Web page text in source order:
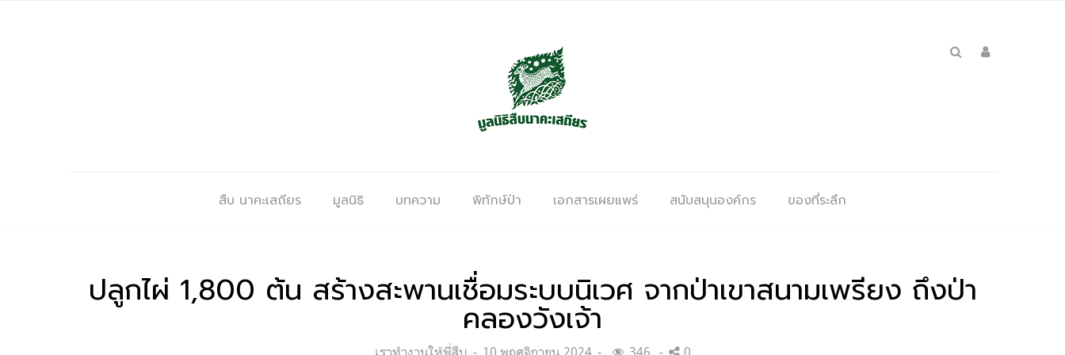
สืบ นาคะเสถียร มูลนิธิ บทความ พิทักษ์ป่า เอกสารเผยแพร่ สนับสนุนองค์กร ของที่ระลึก
ปลูกไผ่ 1,800 ต้น สร้างสะพานเชื่อมระบบนิเวศ จากป่าเขาสนามเพรียง ถึงป่า
คลองวังเจ้า
Categories:
เราทำงานให้พี่สืบ Posted
10 พฤศจิกายน 2024 346 0